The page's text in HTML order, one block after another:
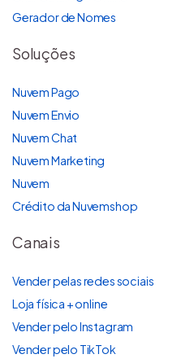
Gerador de Nomes
Soluções
Nuvem Pago
Nuvem Envio
Nuvem Chat
Nuvem Marketing
Nuvem
Crédito da Nuvemshop
Canais
Vender pelas redes sociais
Loja física + online
Vender pelo Instagram
Vender pelo TikTok